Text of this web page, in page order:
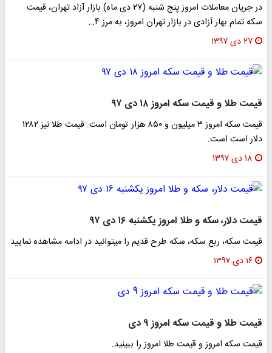
در جریان معاملات امروز پنج شنبه (۲۷ دی ماه) بازار آزاد تهران، قیمت
بهار آزادی در بازار تهران امروز، به مرز ۴…
طلا و قیمت سکه امروز ۱۸ دی ۹۷
قیمت سکه امروز ۳ میلیون و ۸۵۰ هزار تومان است. قیمت طلا نیز ۱۲۸۲
است است.
دلار، سکه و طلا امروز یکشنبه ۱۶ دی ۹۷
سکه، ربع سکه، سکه طرح قدیم را میتوانید در ادامه مشاهده نمایید
طلا و قیمت سکه امروز 9 دی
سکه امروز و قیمت طلا امروز را ببینید.